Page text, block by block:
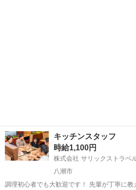
キッチンスタッフ
時給1,100円
株式会社 サリックストラ
八潮市
調理初心者でも大歓迎です！ 先輩が丁寧に教